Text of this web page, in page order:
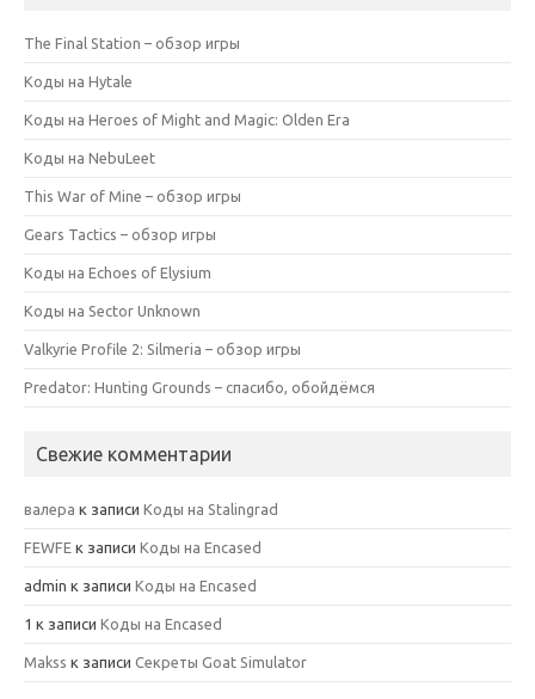
The Final Station – обзор игры
Коды на Hytale
Коды на Heroes of Might and Magic: Olden Era
Коды на NebuLeet
This War of Mine – обзор игры
Gears Tactics – обзор игры
Коды на Echoes of Elysium
Коды на Sector Unknown
Valkyrie Profile 2: Silmeria – обзор игры
Predator: Hunting Grounds – спасибо, обойдёмся
Свежие комментарии
валера к записи Коды на Stalingrad
FEWFE к записи Коды на Encased
admin к записи Коды на Encased
1 к записи Коды на Encased
Makss к записи Секреты Goat Simulator